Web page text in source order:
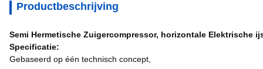
Productbeschrijving
Semi Hermetische Zuigercompressor, horizontale Elektrische
Specificatie:
Gebaseerd op één technisch concept,